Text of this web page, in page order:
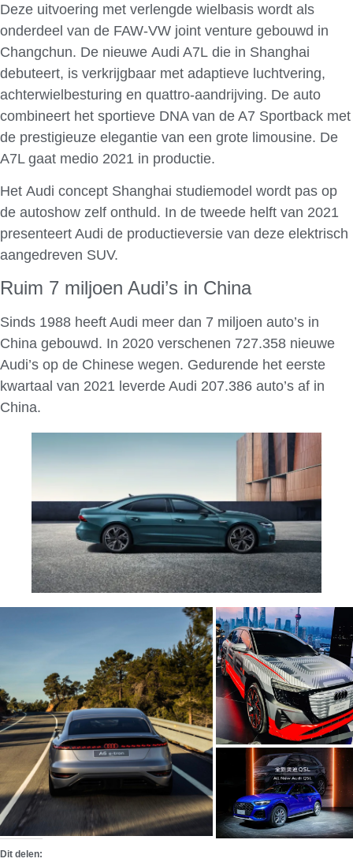
Deze uitvoering met verlengde wielbasis wordt als
onderdeel van de FAW-VW joint venture gebouwd in
Changchun. De nieuwe Audi A7L die in Shanghai
debuteert, is verkrijgbaar met adaptieve luchtvering,
achterwielbesturing en quattro-aandrijving. De auto
combineert het sportieve DNA van de A7 Sportback met
de prestigieuze elegantie van een grote limousine. De
A7L gaat medio 2021 in productie.
Het Audi concept Shanghai studiemodel wordt pas op
de autoshow zelf onthuld. In de tweede helft van 2021
presenteert Audi de productieversie van deze elektrisch
aangedreven SUV.
Ruim 7 miljoen Audi’s in China
Sinds 1988 heeft Audi meer dan 7 miljoen auto’s in
China gebouwd. In 2020 verschenen 727.358 nieuwe
Audi’s op de Chinese wegen. Gedurende het eerste
kwartaal van 2021 leverde Audi 207.386 auto’s af in
China.
Dit delen: